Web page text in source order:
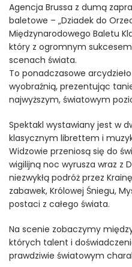
Agencja Brussa z dumą
baletowe – „Dziadek do
Międzynarodowego Baletu
który z ogromnym
scenach świata.
To ponadczasowe
wyobraźnią, prezentując
najwyższym, światowym
Spektakl wystawiany jest w
klasycznym librettem i
Widzowie przeniosą się do
wigilijną noc wyrusza wraz z
niezwykłą podróż przez
zabawek, Królowej Śniegu,
postaci z całego świata.
Na scenie zobaczymy
których talent i
prawdziwie światowym